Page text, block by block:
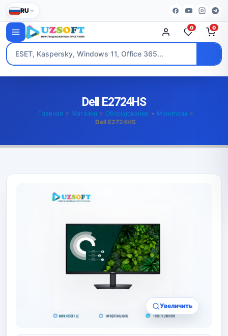
RU
0 0
Dell E2724HS
Главная » Магазин » Оборудование » Мониторы »
Dell E2724HS
Увеличить